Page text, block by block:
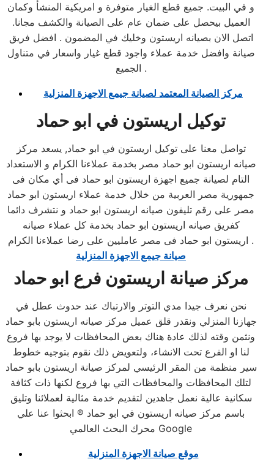
و في البيت. جميع قطع الغيار متوفرة و امريكية المنشأ وكمان
العميل بيحصل على ضمان عام على الصيانة والكشف مجانا.
اتصل الان بصيانه اريستون وخليك في المضمون . افضل فريق
صيانة وافضل خدمة عملاء واجود قطع غيار واسعار في متناول
الجميع .
مركز الصيانة المعتمد لصيانة جيمع الاجهزة المنزلية
توكيل اريستون في ابو حماد
تواصل معنا على توكيل اريستون في ابو حماد, يسعد مركز
صيانه اريستون ابو حماد مصر بخدمة عملاءنا الكرام و الاستعداد
التام لصيانة جميع اجهزة اريستون ابو حماد فى أي مكان فى
جمهورية مصر العربية من خلال خدمة عملاء اريستون ابو حماد
مصر على رقم تليفون صيانه اريستون ابو حماد و نتشرف دائما
كفريق صيانه اريستون ابو حماد بخدمة كل عملاء صيانه
اريستون ابو حماد فى مصر عامليين على رضا عملاءنا الكرام .
صيانة جيمع الاجهزة المنزلية
مركز صيانة اريستون فرع ابو حماد
نحن نعرف جيدا مدي التوتر والارتباك عند حدوث عطل في
جهازنا المنزلي ونقدر قلق عميل مركز صيانه اريستون بابو حماد
ونثمن وقته لذلك عادة هناك بعض المحافظات لا يوجد بها فروع
لنا او الفرع تحت الانشاء، ولتعويض ذلك نقوم بتوجيه خطوط
سير منظمة من المقر الرئيسي لمركز صيانة اريستون بابو حماد
لتلك المحافظات والمحافظات التي بها فروع لكنها ذات كثافة
سكانية عالية نعمل جاهدين لتقديم خدمة مثالية لعملائنا وتليق
باسم مركز صيانه اريستون في ابو حماد ® ابحثوا عنا علي
محرك البحث العالمي Google
موقع صيانة الاجهزة المنزلية